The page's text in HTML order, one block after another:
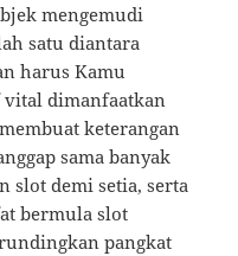
mengemudi
satu diantara
harus Kamu
dimanfaatkan
keterangan
sama banyak
slot demi setia, serta
bermula slot
pangkat